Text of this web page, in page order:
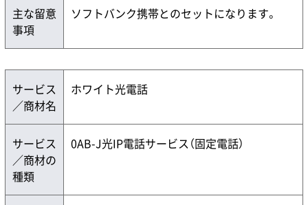
主な留意
事項
ソフトバンク携帯とのセットになります。
サービス
／商材名
ホワイト光電話
サービス
／商材の
種類
0AB-J光IP電話サービス（固定電話）